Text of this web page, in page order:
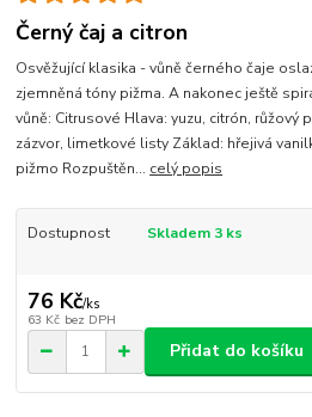
Černý čaj a citron
Osvěžující klasika - vůně černého čaje
zjemněná tóny pižma. A nakonec ještě
vůně: Citrusové Hlava: yuzu, citrón, růžový
zázvor, limetkové listy Základ: hřejivá
pižmo Rozpuštěn... celý popis
Dostupnost Skladem 3 ks
76 Kč/ks
63 Kč bez DPH
Přidat do košíku